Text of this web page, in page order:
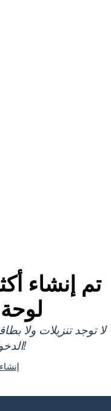
تم إنشاء
لا توجد تنزيلات ولا
الدخول للمحاولة!